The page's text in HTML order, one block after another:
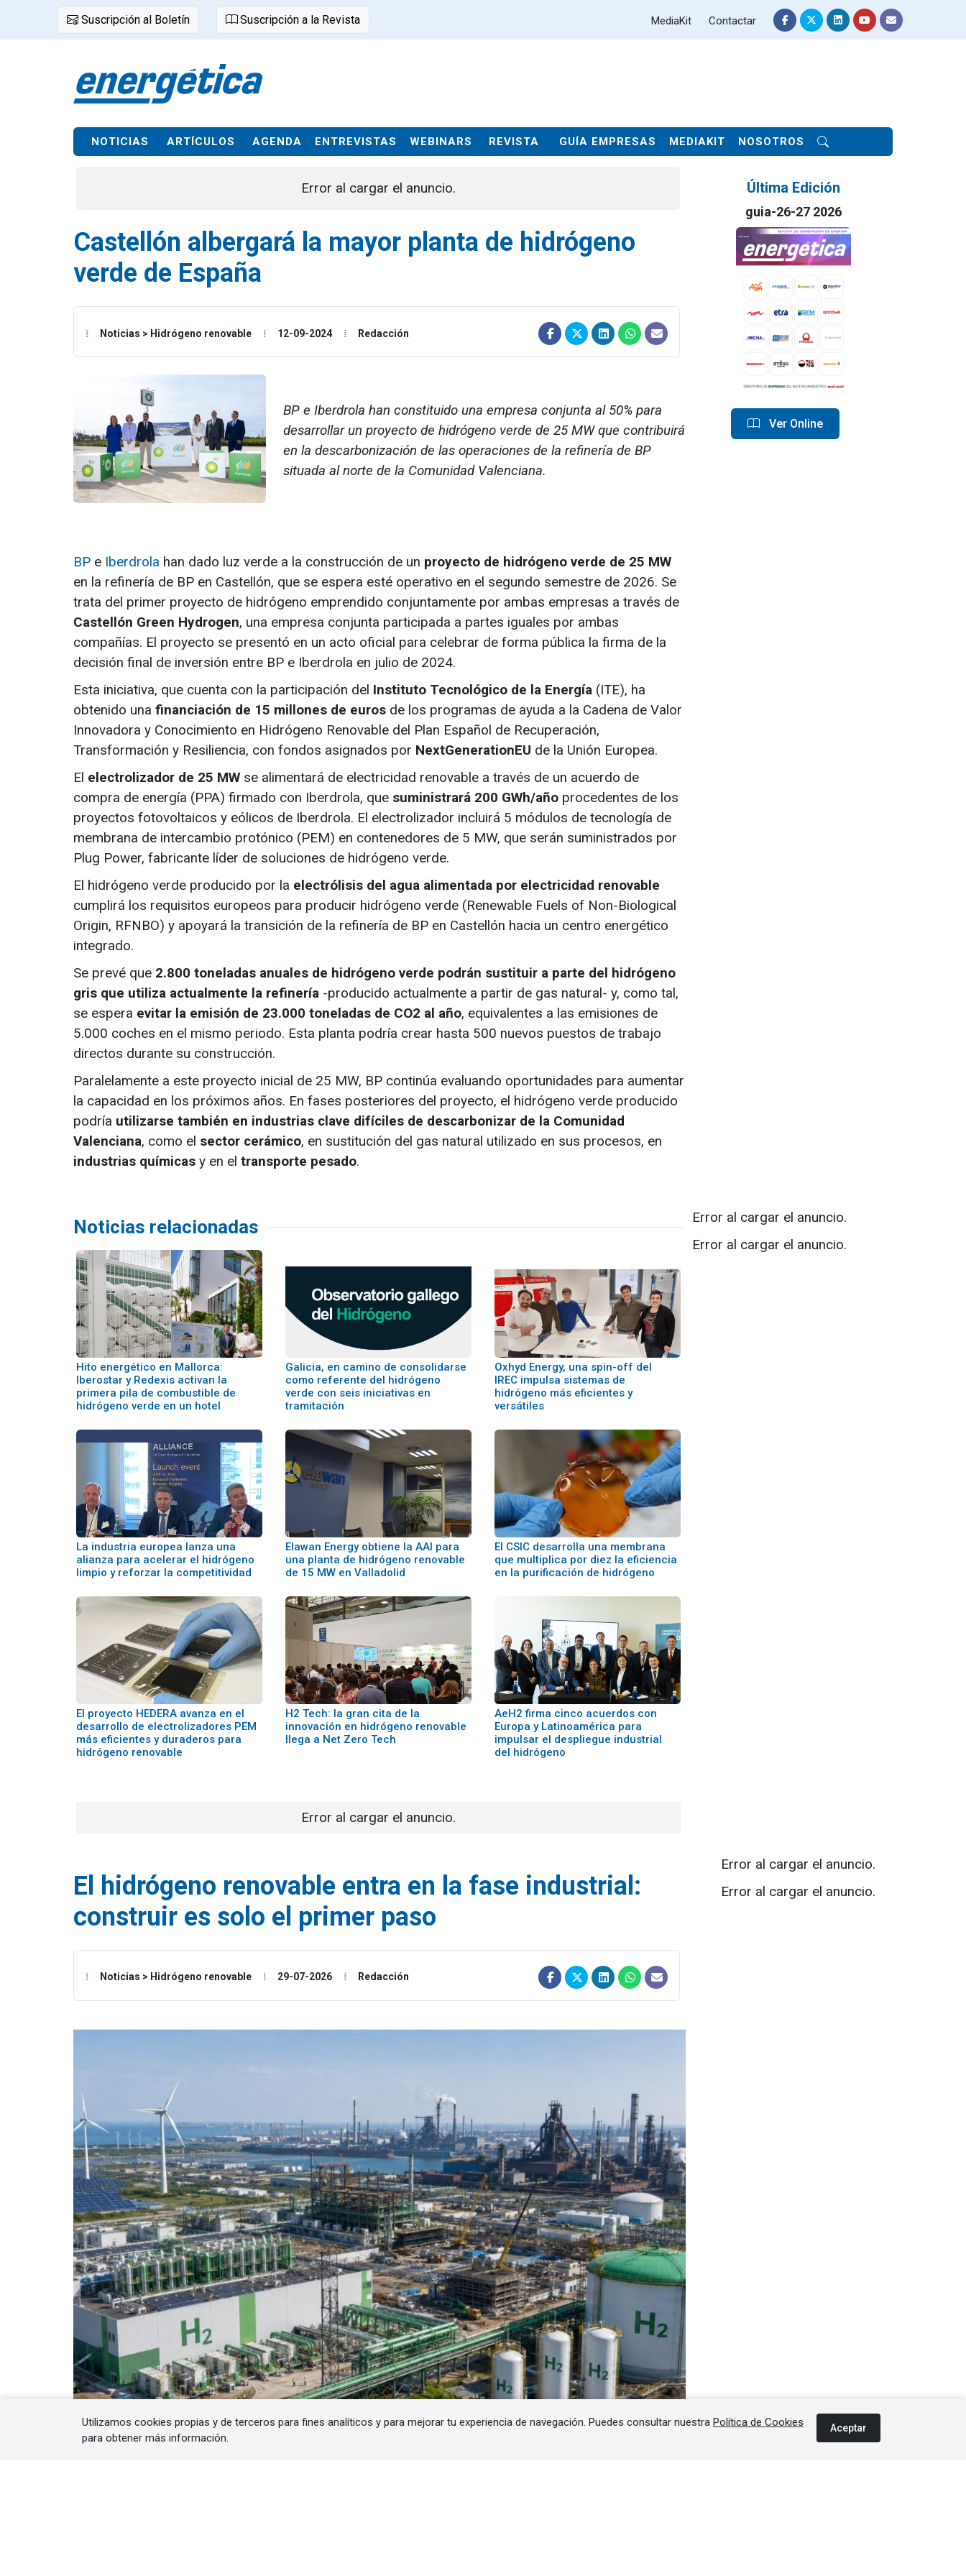
Utilizamos cookies propias y de terceros para fines analíticos y para mejorar tu experiencia de navegación. Puedes consultar nuestra Política de Cookies
para obtener más información.
Aceptar
Suscripción al Boletín Suscripción a la Revista MediaKit Contactar
NOTICIAS ARTÍCULOS AGENDA ENTREVISTAS WEBINARS REVISTA GUÍA EMPRESAS MEDIAKIT NOSOTROS
Error al cargar el anuncio.
Castellón albergará la mayor planta de hidrógeno
verde de España
Noticias > Hidrógeno renovable 12-09-2024 Redacción
BP e Iberdrola han constituido una empresa conjunta al 50% para
desarrollar un proyecto de hidrógeno verde de 25 MW que contribuirá
en la descarbonización de las operaciones de la refinería de BP
situada al norte de la Comunidad Valenciana.
Última Edición
guia-26-27 2026
Ver Online
BP e Iberdrola han dado luz verde a la construcción de un proyecto de hidrógeno verde de 25 MW
en la refinería de BP en Castellón, que se espera esté operativo en el segundo semestre de 2026. Se
trata del primer proyecto de hidrógeno emprendido conjuntamente por ambas empresas a través de
Castellón Green Hydrogen, una empresa conjunta participada a partes iguales por ambas
compañías. El proyecto se presentó en un acto oficial para celebrar de forma pública la firma de la
decisión final de inversión entre BP e Iberdrola en julio de 2024.
Esta iniciativa, que cuenta con la participación del Instituto Tecnológico de la Energía (ITE), ha
obtenido una financiación de 15 millones de euros de los programas de ayuda a la Cadena de Valor
Innovadora y Conocimiento en Hidrógeno Renovable del Plan Español de Recuperación,
Transformación y Resiliencia, con fondos asignados por NextGenerationEU de la Unión Europea.
El electrolizador de 25 MW se alimentará de electricidad renovable a través de un acuerdo de
compra de energía (PPA) firmado con Iberdrola, que suministrará 200 GWh/año procedentes de los
proyectos fotovoltaicos y eólicos de Iberdrola. El electrolizador incluirá 5 módulos de tecnología de
membrana de intercambio protónico (PEM) en contenedores de 5 MW, que serán suministrados por
Plug Power, fabricante líder de soluciones de hidrógeno verde.
El hidrógeno verde producido por la electrólisis del agua alimentada por electricidad renovable
cumplirá los requisitos europeos para producir hidrógeno verde (Renewable Fuels of Non-Biological
Origin, RFNBO) y apoyará la transición de la refinería de BP en Castellón hacia un centro energético
integrado.
Se prevé que 2.800 toneladas anuales de hidrógeno verde podrán sustituir a parte del hidrógeno
gris que utiliza actualmente la refinería -producido actualmente a partir de gas natural- y, como tal,
se espera evitar la emisión de 23.000 toneladas de CO2 al año, equivalentes a las emisiones de
5.000 coches en el mismo periodo. Esta planta podría crear hasta 500 nuevos puestos de trabajo
directos durante su construcción.
Paralelamente a este proyecto inicial de 25 MW, BP continúa evaluando oportunidades para aumentar
la capacidad en los próximos años. En fases posteriores del proyecto, el hidrógeno verde producido
podría utilizarse también en industrias clave difíciles de descarbonizar de la Comunidad
Valenciana, como el sector cerámico, en sustitución del gas natural utilizado en sus procesos, en
industrias químicas y en el transporte pesado.
Noticias relacionadas
Hito energético en Mallorca:
Iberostar y Redexis activan la
primera pila de combustible de
hidrógeno verde en un hotel
Galicia, en camino de consolidarse
como referente del hidrógeno
verde con seis iniciativas en
tramitación
Oxhyd Energy, una spin-off del
IREC impulsa sistemas de
hidrógeno más eficientes y
versátiles
La industria europea lanza una
alianza para acelerar el hidrógeno
limpio y reforzar la competitividad
Elawan Energy obtiene la AAI para
una planta de hidrógeno renovable
de 15 MW en Valladolid
El CSIC desarrolla una membrana
que multiplica por diez la eficiencia
en la purificación de hidrógeno
El proyecto HEDERA avanza en el
desarrollo de electrolizadores PEM
más eficientes y duraderos para
hidrógeno renovable
H2 Tech: la gran cita de la
innovación en hidrógeno renovable
llega a Net Zero Tech
AeH2 firma cinco acuerdos con
Europa y Latinoamérica para
impulsar el despliegue industrial
del hidrógeno
Error al cargar el anuncio.
Error al cargar el anuncio.
Error al cargar el anuncio.
El hidrógeno renovable entra en la fase industrial:
construir es solo el primer paso
Noticias > Hidrógeno renovable 29-07-2026 Redacción
Error al cargar el anuncio.
Error al cargar el anuncio.